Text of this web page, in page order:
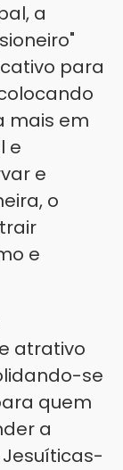
a
para
mais em
e
e
o
e
atrativo
se
quem
a